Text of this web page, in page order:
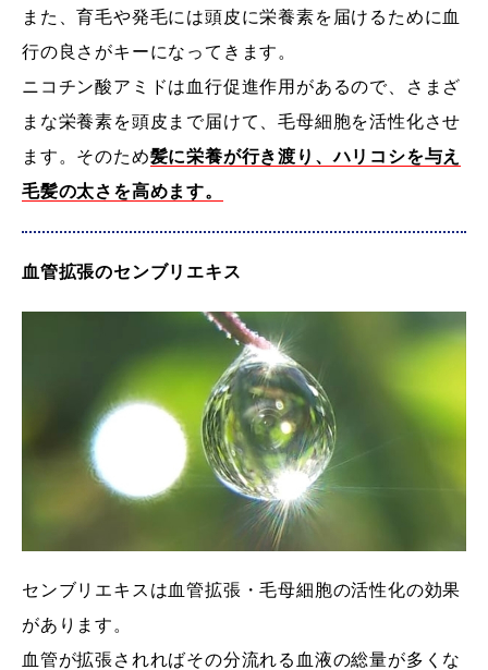
また、育毛や発毛には頭皮に栄養素を届けるために血
行の良さがキーになってきます。
ニコチン酸アミドは血行促進作用があるので、さまざ
まな栄養素を頭皮まで届けて、毛母細胞を活性化させ
ます。 そのため髪に栄養が行き渡り、ハリコシを与え
毛髪の太さを高めます。
血管拡張のセンブリエキス
センブリエキスは血管拡張・毛母細胞の活性化の効果
があります。
血管が拡張されればその分流れる血液の総量が多くな